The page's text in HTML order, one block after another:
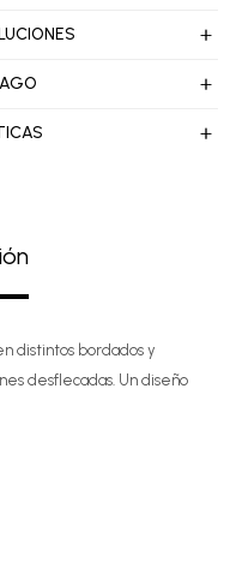
distintos bordados y
desflecadas. Un diseño